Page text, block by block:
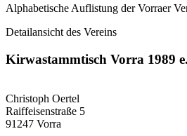
Alphabetische Auflistung der Vorraer
Detailansicht des Vereins
Kirwastammtisch Vorra 1989
Christoph Oertel
Raiffeisenstraße 5
91247 Vorra